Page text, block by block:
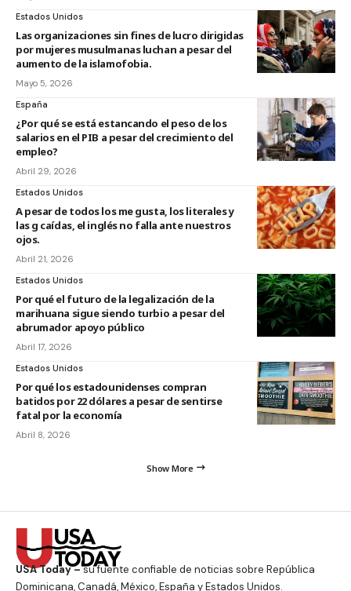
Estados Unidos
Las organizaciones sin fines de lucro dirigidas
por mujeres musulmanas luchan a pesar del
aumento de la islamofobia.
Mayo 5, 2026
España
¿Por qué se está estancando el peso de los
salarios en el PIB a pesar del crecimiento del
empleo?
Abril 29, 2026
Estados Unidos
A pesar de todos los me gusta, los literales y
las g caídas, el inglés no falla ante nuestros
ojos.
Abril 21, 2026
Estados Unidos
Por qué el futuro de la legalización de la
marihuana sigue siendo turbio a pesar del
abrumador apoyo público
Abril 17, 2026
Estados Unidos
Por qué los estadounidenses compran
batidos por 22 dólares a pesar de sentirse
fatal por la economía
Abril 8, 2026
Show More
USA Today –su fuente confiable de noticias sobre República
Dominicana, Canadá, México, España y Estados Unidos.